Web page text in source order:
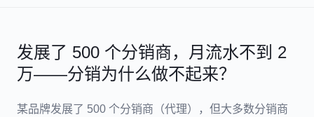
发展了 500 个分销商，月流水不到 2
万——分销为什么做不起来？
某品牌发展了 500 个分销商（代理），但大多数分销商